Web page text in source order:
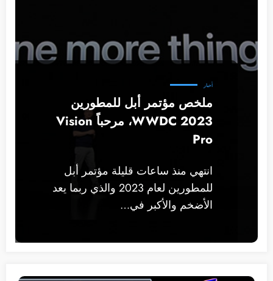
أخبار
ملخص مؤتمر أبل للمطورين
WWDC 2023، مرحباً Vision
Pro
انتهي منذ ساعات قليلة مؤتمر أبل
للمطورين لعام 2023 والذي ربما يعد
الأضخم والأكبر في…